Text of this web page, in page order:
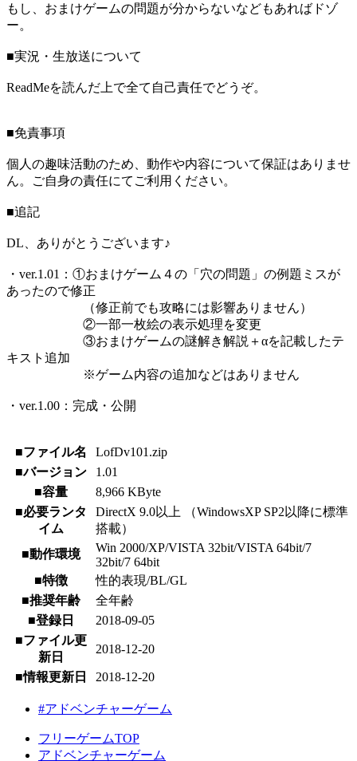
もし、おまけゲームの問題が分からないなどもあればドゾ
ー。
■実況・生放送について
ReadMeを読んだ上で全て自己責任でどうぞ。
■免責事項
個人の趣味活動のため、動作や内容について保証はありませ
ん。ご自身の責任にてご利用ください。
■追記
DL、ありがとうございます♪
・ver.1.01：①おまけゲーム４の「穴の問題」の例題ミスが
あったので修正
（修正前でも攻略には影響ありません）
②一部一枚絵の表示処理を変更
③おまけゲームの謎解き解説＋αを記載したテ
キスト追加
※ゲーム内容の追加などはありません
・ver.1.00：完成・公開
■ファイル名
LofDv101.zip
■バージョン
1.01
■容量
8,966 KByte
■必要ランタ
イム
DirectX 9.0以上 （WindowsXP SP2以降に標準
搭載）
■動作環境
Win 2000/XP/VISTA 32bit/VISTA 64bit/7
32bit/7 64bit
■特徴
性的表現/BL/GL
■推奨年齢
全年齢
■登録日
2018-09-05
■ファイル更
新日
2018-12-20
■情報更新日 2018-12-20
#アドベンチャーゲーム
フリーゲームTOP
アドベンチャーゲーム